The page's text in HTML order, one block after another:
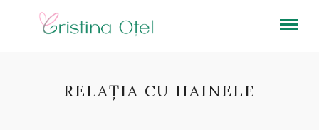
RELAȚIA CU HAINELE